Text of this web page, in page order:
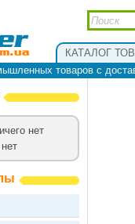
КАТАЛОГ
товаров с
нет